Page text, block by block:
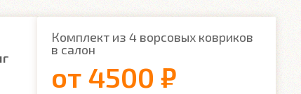
Комплект из 4 ворсовых ковриков
в салон
от 4500 ₽